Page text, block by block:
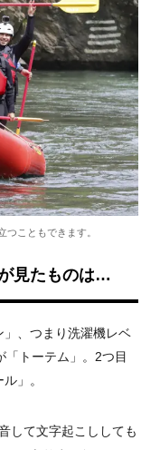
つこともできます。
見たものは…
、つまり洗濯機レベ
トーテム」。2つ目
」。
して文字起こししても